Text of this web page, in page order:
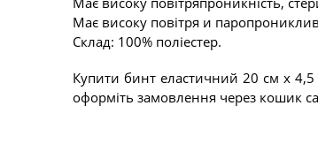
Має високу повітря и
Склад: 100% поліестер.
Купити бинт еластичний 20 см х 4,5
оформіть замовлення через кошик